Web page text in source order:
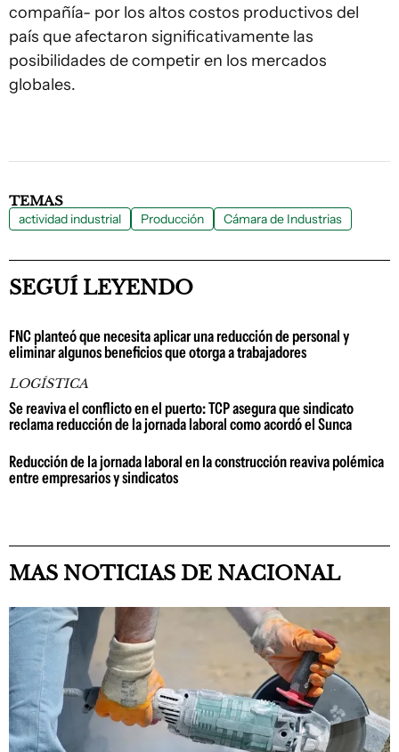
compañía- por los altos costos productivos del
país que afectaron significativamente las
posibilidades de competir en los mercados
globales.
TEMAS
actividad industrial Producción Cámara de Industrias
SEGUÍ LEYENDO
FNC planteó que necesita aplicar una reducción de personal y
eliminar algunos beneficios que otorga a trabajadores
LOGÍSTICA
Se reaviva el conflicto en el puerto: TCP asegura que sindicato
reclama reducción de la jornada laboral como acordó el Sunca
Reducción de la jornada laboral en la construcción reaviva polémica
entre empresarios y sindicatos
MAS NOTICIAS DE NACIONAL